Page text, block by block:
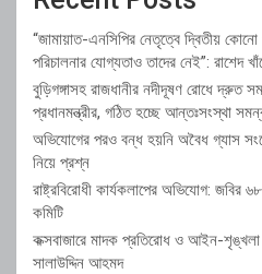
“জামায়াত-এনসিপির নেতৃত্বে দ্বিতীয়
পরিচালনার যোগ্যতাও তাদের নেই”: রাশেদ
বুড়িগঙ্গাসহ রাজধানীর নদীদূষণ রোধে দ্রুত
প্রধানমন্ত্রীর, গঠিত হচ্ছে আন্তঃসংস্থা
অভিযোগের পরও বন্ধ হয়নি অবৈধ গ্যাস
নিয়ে প্রশ্ন
রাষ্ট্রবিরোধী কার্যকলাপের অভিযোগ: জবির
কমিটি
কক্সবাজারে মাদক প্রতিরোধ ও আইন-শৃঙ্খলা
সালাউদ্দিন আহমদ